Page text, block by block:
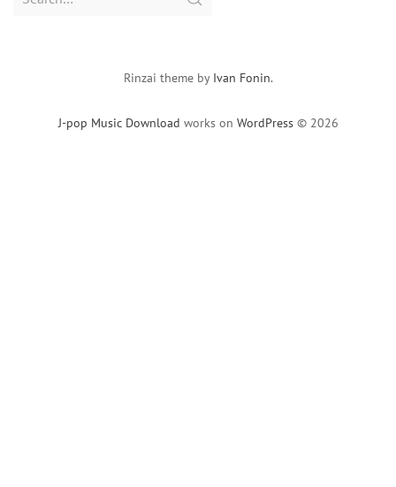
J-pop Music Download works on WordPress © 2026
Rinzai theme by Ivan Fonin.